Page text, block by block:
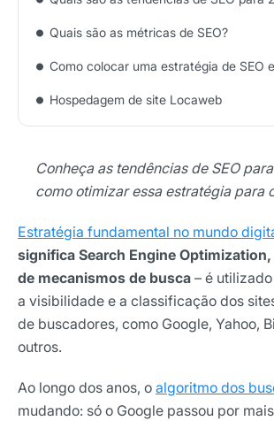
Quais são as métricas de SEO?
Como colocar uma estratégia de SEO
Hospedagem de site Locaweb
Conheça as tendências de SEO
como otimizar essa estratégia para
Estratégia fundamental no mundo
significa Search Engine
de mecanismos de busca – é
a visibilidade e a classificação dos
de buscadores, como Google, Yahoo,
outros.
Ao longo dos anos, o algoritmo dos
mudando: só o Google passou por